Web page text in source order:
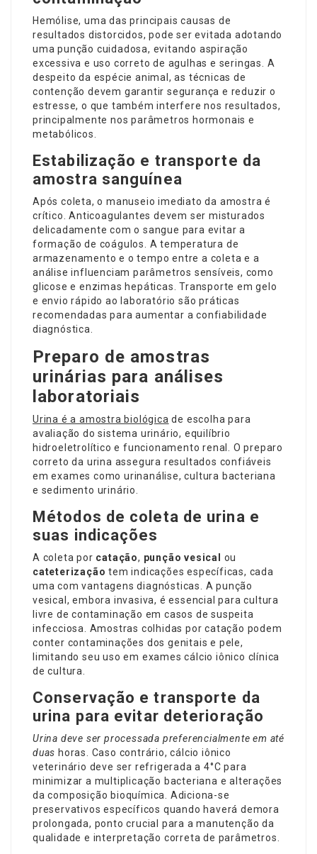
Hemólise, uma das principais causas de
resultados distorcidos, pode ser evitada adotando
uma punção cuidadosa, evitando aspiração
excessiva e uso correto de agulhas e seringas. A
despeito da espécie animal, as técnicas de
contenção devem garantir segurança e reduzir o
estresse, o que também interfere nos resultados,
principalmente nos parâmetros hormonais e
metabólicos.
Estabilização e transporte da
amostra sanguínea
Após coleta, o manuseio imediato da amostra é
crítico. Anticoagulantes devem ser misturados
delicadamente com o sangue para evitar a
formação de coágulos. A temperatura de
armazenamento e o tempo entre a coleta e a
análise influenciam parâmetros sensíveis, como
glicose e enzimas hepáticas. Transporte em gelo
e envio rápido ao laboratório são práticas
recomendadas para aumentar a confiabilidade
diagnóstica.
Preparo de amostras
urinárias para análises
laboratoriais
Urina é a amostra biológica de escolha para
avaliação do sistema urinário, equilíbrio
hidroeletrolítico e funcionamento renal. O preparo
correto da urina assegura resultados confiáveis
em exames como urinanálise, cultura bacteriana
e sedimento urinário.
Métodos de coleta de urina e
suas indicações
A coleta por catação, punção vesical ou
cateterização tem indicações específicas, cada
uma com vantagens diagnósticas. A punção
vesical, embora invasiva, é essencial para cultura
livre de contaminação em casos de suspeita
infecciosa. Amostras colhidas por catação podem
conter contaminações dos genitais e pele,
limitando seu uso em exames cálcio iônico clínica
de cultura.
Conservação e transporte da
urina para evitar deterioração
Urina deve ser processada preferencialmente em até
duas horas. Caso contrário,cálcio iônico
veterinário deve ser refrigerada a 4°C para
minimizar a multiplicação bacteriana e alterações
da composição bioquímica. Adiciona-se
preservativos específicos quando haverá demora
prolongada, ponto crucial para a manutenção da
qualidade e interpretação correta de parâmetros.